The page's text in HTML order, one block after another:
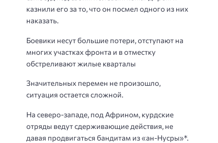
казнили его за то, что он посмел одного из них
наказать.
Боевики несут большие потери, отступают на
многих участках фронта и в отместку
обстреливают жилые кварталы
Значительных перемен не произошло,
ситуация остается сложной.
На северо-западе, под Африном, курдские
отряды ведут сдерживающие действия, не
давая продвигаться бандитам из «ан-Нусры»*.